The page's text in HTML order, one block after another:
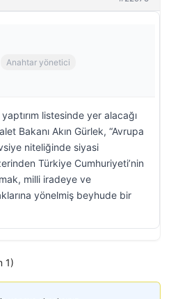
Anahtar yönetici
listesinde yer alacağı
Bakanı Akın Gürlek, “Avrupa
niteliğinde siyasi
Türkiye Cumhuriyeti’nin
milli iradeye ve
yönelmiş beyhude bir
1)